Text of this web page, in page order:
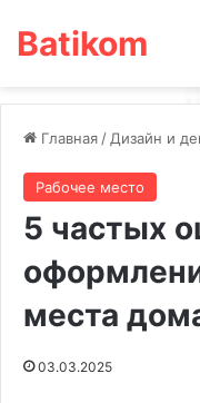
Batikom
Главная / Дизайн и
Рабочее место
5 частых
места
03.03.2025